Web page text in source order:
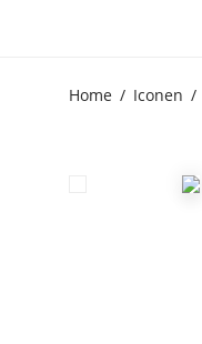
Home / Iconen /